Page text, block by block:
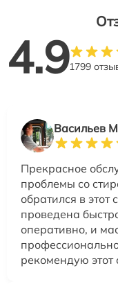
4.91799
Васильев
Прекрасное
проблемы со
обратился в
проведена
оперативно, и
рекомендую этот